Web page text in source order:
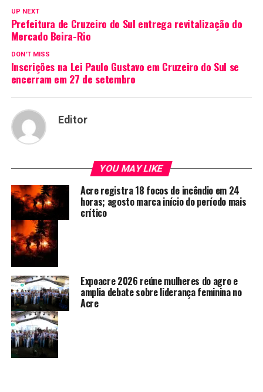
UP NEXT
Prefeitura de Cruzeiro do Sul entrega revitalização do
Mercado Beira-Rio
DON'T MISS
Inscrições na Lei Paulo Gustavo em Cruzeiro do Sul se
encerram em 27 de setembro
Editor
YOU MAY LIKE
Acre registra 18 focos de incêndio em 24
horas; agosto marca início do período mais
crítico
Expoacre 2026 reúne mulheres do agro e
amplia debate sobre liderança feminina no
Acre